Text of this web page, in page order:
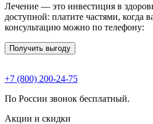
Лечение — это инвестиция в
доступной: платите частями, когда
консультацию можно по телефону:
Получить выгоду
+7 (800) 200-24-75
По России звонок бесплатный.
Акции и скидки